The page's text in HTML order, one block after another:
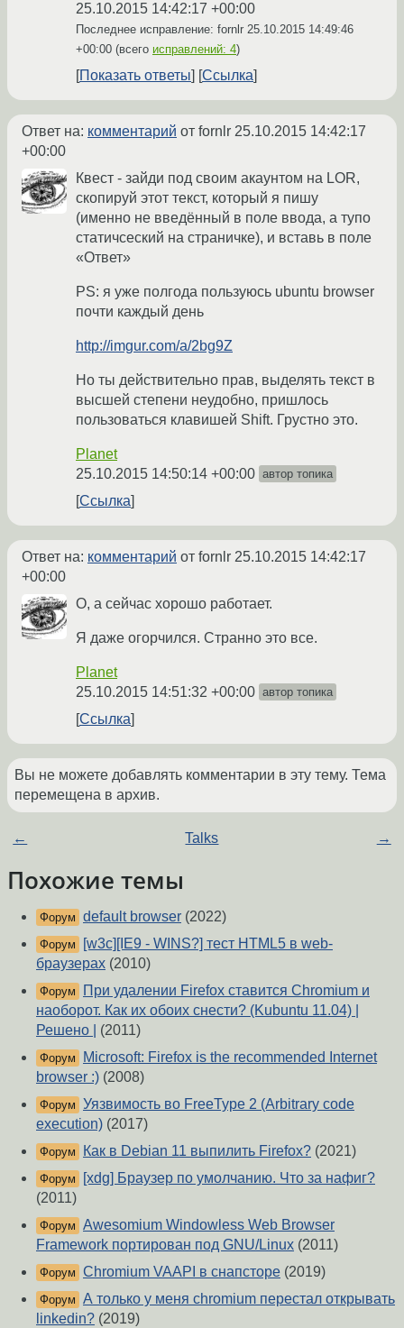
25.10.2015 14:42:17 +00:00
Последнее исправление: fornlr 25.10.2015 14:49:46
+00:00 (всего исправлений: 4)
Показать ответы Ссылка
Ответ на: комментарий от fornlr 25.10.2015 14:42:17
+00:00
Квест - зайди под своим акаунтом на LOR,
скопируй этот текст, который я пишу
(именно не введённый в поле ввода, а тупо
статичсеский на страничке), и вставь в поле
«Ответ»
PS: я уже полгода пользуюсь ubuntu browser
почти каждый день
http://imgur.com/a/2bg9Z
Но ты действительно прав, выделять текст в
высшей степени неудобно, пришлось
пользоваться клавишей Shift. Грустно это.
Planet
25.10.2015 14:50:14 +00:00 автор топика
Ссылка
Ответ на: комментарий от fornlr 25.10.2015 14:42:17
+00:00
О, а сейчас хорошо работает.
Я даже огорчился. Странно это все.
Planet
25.10.2015 14:51:32 +00:00 автор топика
Ссылка
Вы не можете добавлять комментарии в эту тему. Тема
перемещена в архив.
← Talks →
Похожие темы
Форум default browser (2022)
Форум
[w3c][IE9 - WINS?] тест HTML5 в web-
браузерах (2010)
Форум
При удалении Firefox ставится Chromium и
наоборот. Как их обоих снести? (Kubuntu 11.04) |
Решено |
(2011)
Форум
Microsoft: Firefox is the recommended Internet
browser :) (2008)
Форум Уязвимость во FreeType 2 (Arbitrary code
execution) (2017)
Форум Как в Debian 11 выпилить Firefox? (2021)
Форум
[xdg] Браузер по умолчанию. Что за нафиг?
(2011)
Форум Awesomium Windowless Web Browser
Framework портирован под GNU/Linux (2011)
Форум Chromium VAAPI в снапсторе (2019)
Форум А только у меня chromium перестал открывать
linkedin? (2019)